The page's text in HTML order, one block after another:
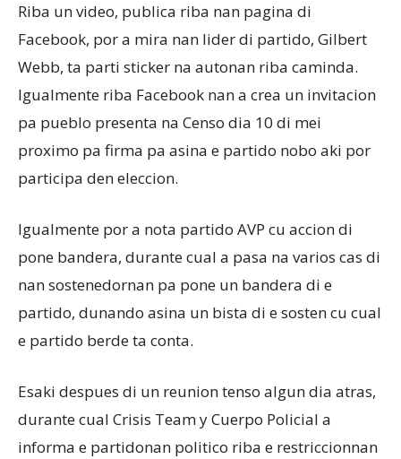
Riba un video, publica riba nan pagina di
Facebook, por a mira nan lider di partido, Gilbert
Webb, ta parti sticker na autonan riba caminda.
Igualmente riba Facebook nan a crea un invitacion
pa pueblo presenta na Censo dia 10 di mei
proximo pa firma pa asina e partido nobo aki por
participa den eleccion.
Igualmente por a nota partido AVP cu accion di
pone bandera, durante cual a pasa na varios cas di
nan sostenedornan pa pone un bandera di e
partido, dunando asina un bista di e sosten cu cual
e partido berde ta conta.
Esaki despues di un reunion tenso algun dia atras,
durante cual Crisis Team y Cuerpo Policial a
informa e partidonan politico riba e restriccionnan